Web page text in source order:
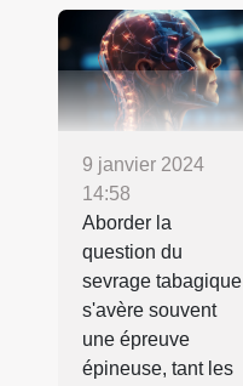
9 janvier 2024
14:58
Aborder la
question du
sevrage tabagique
s'avère souvent
une épreuve
épineuse, tant les